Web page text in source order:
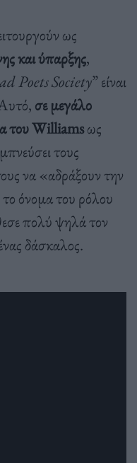
ως
και ύπαρξης,
Poets Society” είναι
σε μεγάλο
του Williamsως
τους
να «αδράξουν την
όνομα του ρόλου
πολύ ψηλά τον
δάσκαλος.